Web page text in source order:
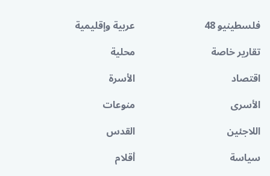
فلسطينيو 48
عربية وإقليمية
تقارير خاصة
محلية
اقتصاد
الأسرة
الأسرى
منوعات
اللاجئين
القدس
سياسة
أقلام